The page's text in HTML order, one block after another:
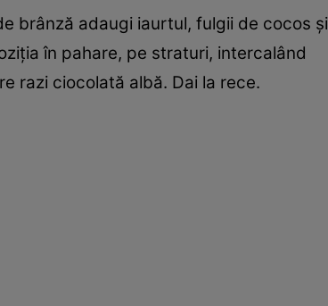
brânză adaugi iaurtul, fulgii de cocos şi
în pahare, pe straturi, intercalând
razi ciocolată albă. Dai la rece.